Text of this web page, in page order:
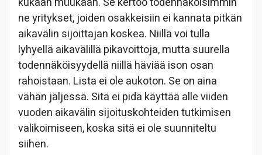
ne yritykset, joiden osakkeisiin ei kannata pitkän
aikavälin sijoittajan koskea. Niillä voi tulla
lyhyellä aikavälillä pikavoittoja, mutta suurella
todennäköisyydellä niillä häviää ison osan
rahoistaan. Lista ei ole aukoton. Se on aina
vähän jäljessä. Sitä ei pidä käyttää alle viiden
vuoden aikavälin sijoituskohteiden tutkimisen
valikoimiseen, koska sitä ei ole suunniteltu
siihen.